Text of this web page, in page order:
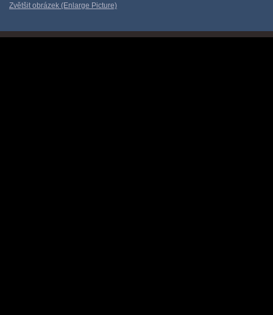
Zvětšit obrázek (Enlarge Picture)